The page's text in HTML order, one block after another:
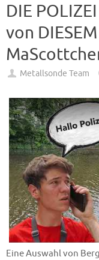
DIE
von
Metallsonde Team
Eine Auswahl von